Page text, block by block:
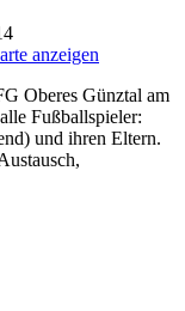
anzeigen
Oberes Günztal am
Fußballspieler:
und ihren Eltern.